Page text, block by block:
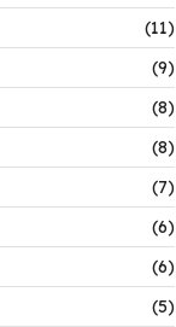
(11)
(9)
(8)
(8)
(7)
(6)
(6)
(5)